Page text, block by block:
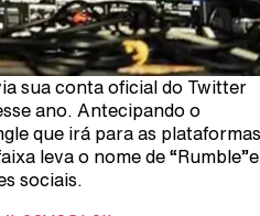
sua conta oficial do Twitter
ano. Antecipando o
que irá para as plataformas
leva o nome de “Rumble”e
sociais.